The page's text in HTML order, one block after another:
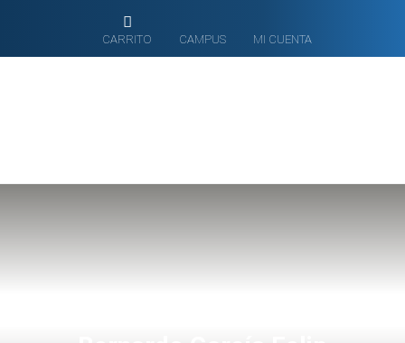
CARRITO CAMPUS MI CUENTA